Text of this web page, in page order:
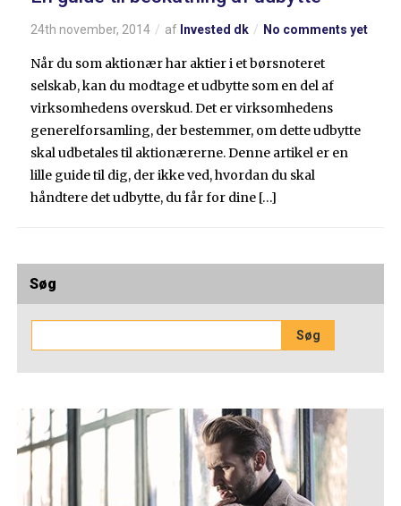
24th november, 2014 af Invested dk No comments yet
Når du som aktionær har aktier i et børsnoteret
selskab, kan du modtage et udbytte som en del af
virksomhedens overskud. Det er virksomhedens
generelforsamling, der bestemmer, om dette udbytte
skal udbetales til aktionærerne. Denne artikel er en
lille guide til dig, der ikke ved, hvordan du skal
håndtere det udbytte, du får for dine […]
Søg